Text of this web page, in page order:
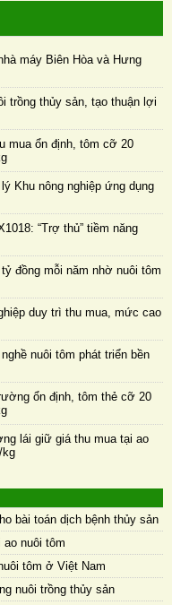
máy Biên Hòa và Hưng
trồng thủy sản, tạo thuận lợi
mua ổn định, tôm cỡ 20
Khu nông nghiệp ứng dụng
“Trợ thủ” tiềm năng
đồng mỗi năm nhờ nuôi tôm
duy trì thu mua, mức cao
nuôi tôm phát triển bền
ổn định, tôm thẻ cỡ 20
lái giữ giá thu mua tại ao
kg
bài toán dịch bệnh thủy sản
nuôi tôm
tôm ở Việt Nam
nuôi trồng thủy sản